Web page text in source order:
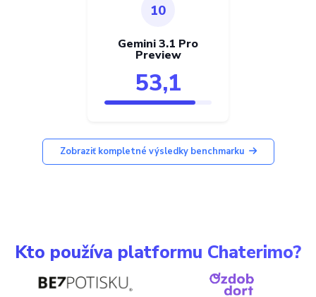
10
Gemini 3.1 Pro
Preview
53,1
Zobraziť kompletné výsledky benchmarku
Kto používa platformu Chaterimo?